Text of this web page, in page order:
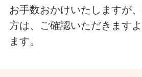
お手数おかけいたしますが
方は、ご確認いただきます
ます。